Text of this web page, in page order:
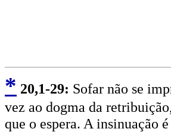
* 20,1-29: Sofar não se
vez ao dogma da
que o espera. A insinuação